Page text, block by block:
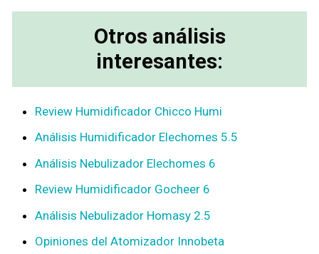
Otros análisis
interesantes:
Review Humidificador Chicco Humi
Análisis Humidificador Elechomes 5.5
Análisis Nebulizador Elechomes 6
Review Humidificador Gocheer 6
Análisis Nebulizador Homasy 2.5
Opiniones del Atomizador Innobeta